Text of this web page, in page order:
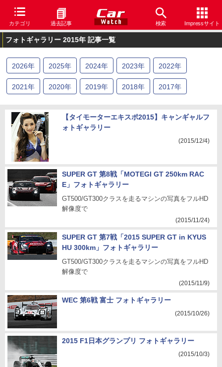
カテゴリ 過去記事 検索 Impressサイト
フォトギャラリー 2015年 記事一覧
2026年 2025年 2024年 2023年 2022年
2021年 2020年 2019年 2018年 2017年
【タイモーターエキスポ2015】キャンギャルフ
ォトギャラリー
(2015/12/4)
SUPER GT 第8戦「MOTEGI GT 250km RAC
E」フォトギャラリー
GT500/GT300クラスを走るマシンの写真をフルHD
解像度で
(2015/11/24)
SUPER GT 第7戦「2015 SUPER GT in KYUS
HU 300km」フォトギャラリー
GT500/GT300クラスを走るマシンの写真をフルHD
解像度で
(2015/11/9)
WEC 第6戦 富士 フォトギャラリー
(2015/10/26)
2015 F1日本グランプリ フォトギャラリー
(2015/10/3)